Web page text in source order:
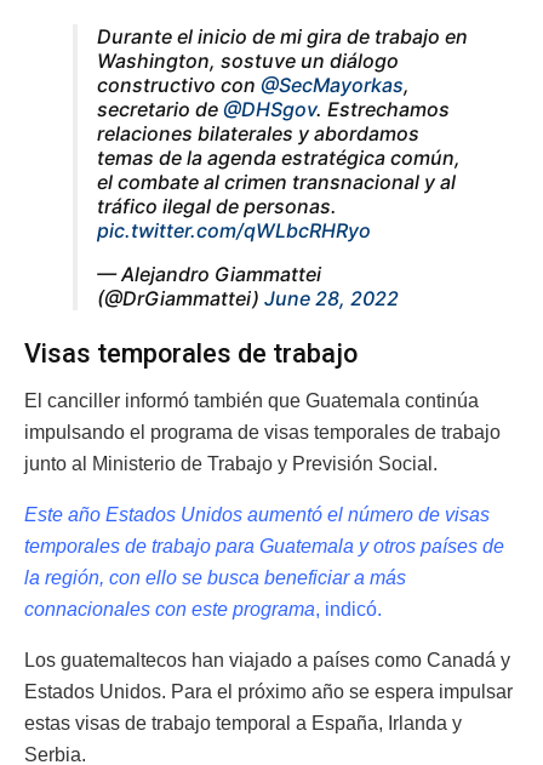
Durante el inicio de mi gira de trabajo en
Washington, sostuve un diálogo
constructivo con @SecMayorkas,
secretario de @DHSgov. Estrechamos
relaciones bilaterales y abordamos
temas de la agenda estratégica común,
el combate al crimen transnacional y al
tráfico ilegal de personas.
pic.twitter.com/qWLbcRHRyo
— Alejandro Giammattei
(@DrGiammattei) June 28, 2022
Visas temporales de trabajo
El canciller informó también que Guatemala continúa
impulsando el programa de visas temporales de trabajo
junto al Ministerio de Trabajo y Previsión Social.
Este año Estados Unidos aumentó el número de visas
temporales de trabajo para Guatemala y otros países de
la región, con ello se busca beneficiar a más
connacionales con este programa, indicó.
Los guatemaltecos han viajado a países como Canadá y
Estados Unidos. Para el próximo año se espera impulsar
estas visas de trabajo temporal a España, Irlanda y
Serbia.